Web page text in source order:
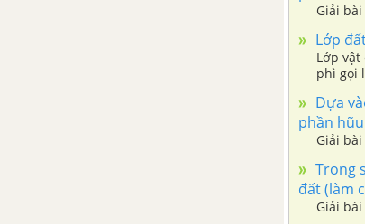
Giải
Lớp
Lớp
phì gọi
Dựa
phần
Giải
Trong
đất (làm
Giải